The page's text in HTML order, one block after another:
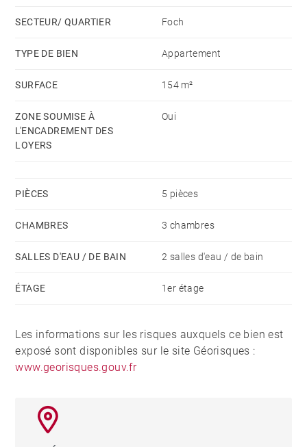
Proximité immédiate des commerces, écoles,
ce bien est exposé sont disponibles sur le site
SECTEUR/ QUARTIER Foch
TYPE DE BIEN Appartement
SURFACE 154 m²
ZONE SOUMISE À
L'ENCADREMENT DES
LOYERS
Oui
PIÈCES 5 pièces
CHAMBRES 3 chambres
SALLES D'EAU / DE BAIN 2 salles d'eau / de bain
ÉTAGE 1er étage
Les informations sur les risques auxquels ce bien est
exposé sont disponibles sur le site Géorisques :
www.georisques.gouv.fr